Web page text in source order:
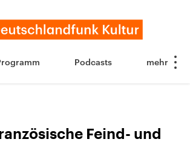
Podcasts
Feind- und